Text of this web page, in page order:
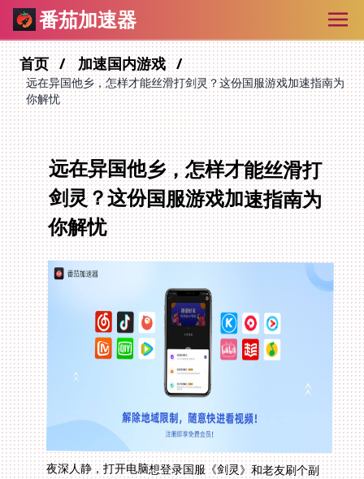
番茄加速器
首页 加速国内游戏
远在异国他乡，怎样才能丝滑打剑灵？这份国服游戏加速指南为
你解忧
远在异国他乡，怎样才能丝滑打
剑灵？这份国服游戏加速指南为
你解忧
夜深人静，打开电脑想登录国服《剑灵》和老友刷个副
本，却发现自己角色卡成了幻灯片，技能读条仿佛一个世
纪那么长。这大概是许多留学生、海外工作者最头疼的瞬
间。“在国外用什么加速器打剑灵不卡？”这个问题背后，
是物理距离带来的高延迟、网络波动和复杂的国际路由。
国服游戏服务器通常设在国内，数据需要漂洋过海，中间
任何一个环节的不稳定，都会让你的游戏体验支离破碎。
别急，这篇文章就是为你准备的。我们将深入探讨如何选
择一款真正靠谱的加速器，让你无论身处纽约、伦敦还是